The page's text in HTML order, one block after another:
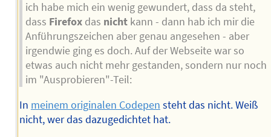
ich habe mich ein wenig gewundert, dass da steht,
dass Firefoxdas nichtkann - dann hab ich mir die
Anführungszeichen aber genau angesehen - aber
irgendwie ging es doch. Auf der Webseite war so
etwas auch nicht mehr gestanden, sondern nur noch
im "Ausprobieren"-Teil:
In meinem originalen Codepen steht das nicht. Weiß
nicht, wer das dazugedichtet hat.